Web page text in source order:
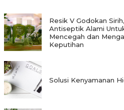
Resik V Godokan Sirih,
Antiseptik Alami
Mencegah dan
Keputihan
Solusi Kenyamanan